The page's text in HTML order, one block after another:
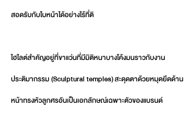
สอดรับกับใบหน้าได้อย่างไร้ที่ติ
ไฮไลต์สำคัญอยู่ที่ขาแว่นที่มีมิติหนาบางโค้งมนราวกับงาน
ประติมากรรม (Sculptural temples) สะดุดตาด้วยหมุดยึดด้าน
หน้าทรงหัวลูกศรอันเป็นเอกลักษณ์เฉพาะตัวของแบรนด์